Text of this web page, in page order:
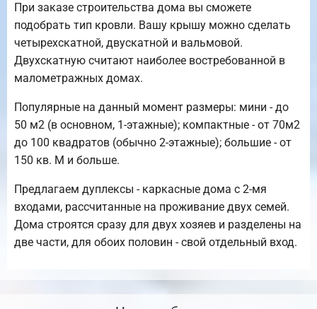
При заказе строительства дома вы сможете
подобрать тип кровли. Вашу крышу можно сделать
четырехскатной, двускатной и вальмовой.
Двухскатную считают наиболее востребованной в
малометражных домах.
Популярные на данный момент размеры: мини - до
50 м2 (в основном, 1-этажные); компактные - от 70м2
до 100 квадратов (обычно 2-этажные); большие - от
150 кв. М и больше.
Предлагаем дуплексы - каркасные дома с 2-мя
входами, рассчитанные на проживание двух семей.
Дома строятся сразу для двух хозяев и разделены на
две части, для обоих половин - свой отдельный вход.